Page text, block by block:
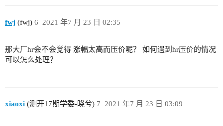
fwj (fwj) 2021 年7 月 23 日 02:35
6
那大厂hr会不会觉得 涨幅太高而压价呢？ 如何遇到hr压价的情况
可以怎么处理？
xiaoxi (测开17期学委-晓兮) 2021 年7 月 23 日 03:09
7